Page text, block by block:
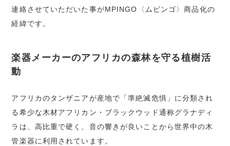
連絡させていただいた事がMPINGO〈ムピンゴ〉商品化の
経緯です。
楽器メーカーのアフリカの森林を守る植樹活
動
アフリカのタンザニアが産地で「準絶滅危惧」に分類され
る希少な木材アフリカン・ブラックウッド通称グラナディ
ラは、高比重で硬く、音の響きが良いことから世界中の木
管楽器に利用されています。